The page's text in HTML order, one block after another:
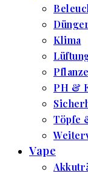
Klima
PH &
Töpfe
Vape